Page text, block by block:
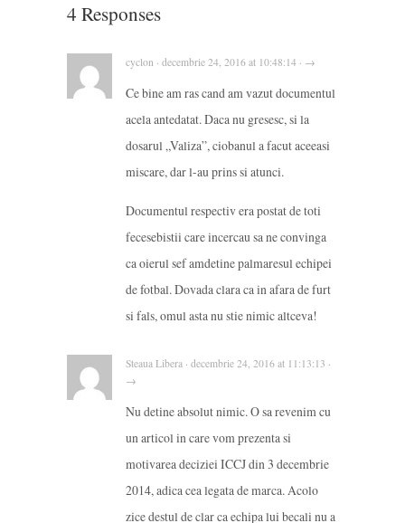
4 Responses
cyclon · decembrie 24, 2016 at 10:48:14 · →
Ce bine am ras cand am vazut documentul
acela antedatat. Daca nu gresesc, si la
dosarul „Valiza”, ciobanul a facut aceeasi
miscare, dar l-au prins si atunci.
Documentul respectiv era postat de toti
fecesebistii care incercau sa ne convinga
ca oierul sef amdetine palmaresul echipei
de fotbal. Dovada clara ca in afara de furt
si fals, omul asta nu stie nimic altceva!
Steaua Libera · decembrie 24, 2016 at 11:13:13 ·
→
Nu detine absolut nimic. O sa revenim cu
un articol in care vom prezenta si
motivarea deciziei ICCJ din 3 decembrie
2014, adica cea legata de marca. Acolo
zice destul de clar ca echipa lui becali nu a